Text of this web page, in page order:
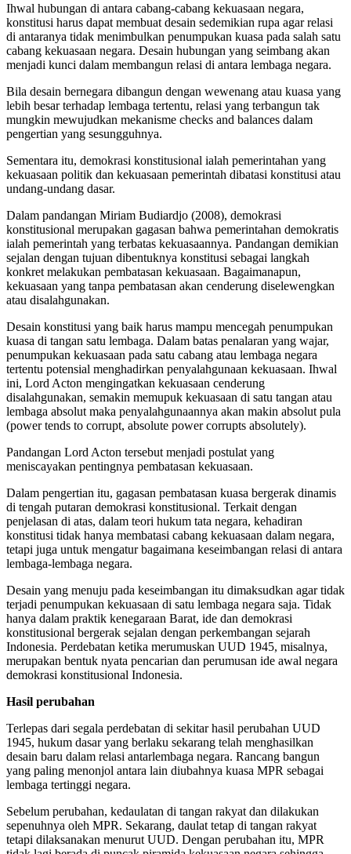
Ihwal hubungan di antara cabang-cabang kekuasaan negara,
konstitusi harus dapat membuat desain sedemikian rupa agar relasi
di antaranya tidak menimbulkan penumpukan kuasa pada salah satu
cabang kekuasaan negara. Desain hubungan yang seimbang akan
menjadi kunci dalam membangun relasi di antara lembaga negara.
Bila desain bernegara dibangun dengan wewenang atau kuasa yang
lebih besar terhadap lembaga tertentu, relasi yang terbangun tak
mungkin mewujudkan mekanisme checks and balances dalam
pengertian yang sesungguhnya.
Sementara itu, demokrasi konstitusional ialah pemerintahan yang
kekuasaan politik dan kekuasaan pemerintah dibatasi konstitusi atau
undang-undang dasar.
Dalam pandangan Miriam Budiardjo (2008), demokrasi
konstitusional merupakan gagasan bahwa pemerintahan demokratis
ialah pemerintah yang terbatas kekuasaannya. Pandangan demikian
sejalan dengan tujuan dibentuknya konstitusi sebagai langkah
konkret melakukan pembatasan kekuasaan. Bagaimanapun,
kekuasaan yang tanpa pembatasan akan cenderung diselewengkan
atau disalahgunakan.
Desain konstitusi yang baik harus mampu mencegah penumpukan
kuasa di tangan satu lembaga. Dalam batas penalaran yang wajar,
penumpukan kekuasaan pada satu cabang atau lembaga negara
tertentu potensial menghadirkan penyalahgunaan kekuasaan. Ihwal
ini, Lord Acton mengingatkan kekuasaan cenderung
disalahgunakan, semakin memupuk kekuasaan di satu tangan atau
lembaga absolut maka penyalahgunaannya akan makin absolut pula
(power tends to corrupt, absolute power corrupts absolutely).
Pandangan Lord Acton tersebut menjadi postulat yang
meniscayakan pentingnya pembatasan kekuasaan.
Dalam pengertian itu, gagasan pembatasan kuasa bergerak dinamis
di tengah putaran demokrasi konstitusional. Terkait dengan
penjelasan di atas, dalam teori hukum tata negara, kehadiran
konstitusi tidak hanya membatasi cabang kekuasaan dalam negara,
tetapi juga untuk mengatur bagaimana keseimbangan relasi di antara
lembaga-lembaga negara.
Desain yang menuju pada keseimbangan itu dimaksudkan agar tidak
terjadi penumpukan kekuasaan di satu lembaga negara saja. Tidak
hanya dalam praktik kenegaraan Barat, ide dan demokrasi
konstitusional bergerak sejalan dengan perkembangan sejarah
Indonesia. Perdebatan ketika merumuskan UUD 1945, misalnya,
merupakan bentuk nyata pencarian dan perumusan ide awal negara
demokrasi konstitusional Indonesia.
Hasil perubahan
Terlepas dari segala perdebatan di sekitar hasil perubahan UUD
1945, hukum dasar yang berlaku sekarang telah menghasilkan
desain baru dalam relasi antarlembaga negara. Rancang bangun
yang paling menonjol antara lain diubahnya kuasa MPR sebagai
lembaga tertinggi negara.
Sebelum perubahan, kedaulatan di tangan rakyat dan dilakukan
sepenuhnya oleh MPR. Sekarang, daulat tetap di tangan rakyat
tetapi dilaksanakan menurut UUD. Dengan perubahan itu, MPR